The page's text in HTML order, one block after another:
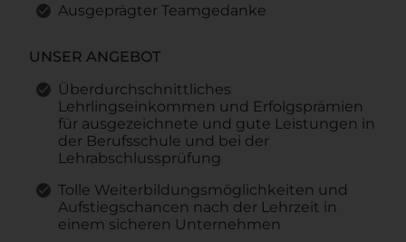
Ausgeprägter Teamgedanke
UNSER ANGEBOT
Überdurchschnittliches
Lehrlingseinkommen und Erfolgsprämien
für ausgezeichnete und gute Leistungen in
der Berufsschule und bei der
Lehrabschlussprüfung
Tolle Weiterbildungsmöglichkeiten und
Aufstiegschancen nach der Lehrzeit in
einem sicheren Unternehmen